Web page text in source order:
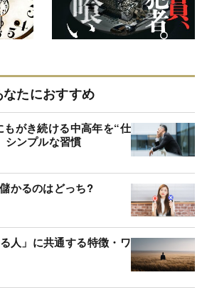
なたにおすすめ
もがき続ける中高年を“仕
シンプルな習慣
かるのはどっち?
人」に共通する特徴・ワ